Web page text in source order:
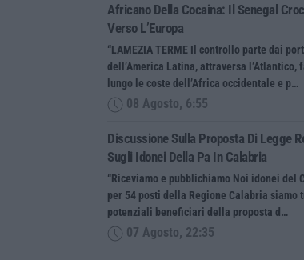
Africano Della Cocaina: Il Senegal
Verso L’Europa
“LAMEZIA TERME Il controllo parte dai
dell’America Latina, attraversa l’Atlantico,
lungo le coste dell’Africa occidentale e p…
08 Agosto, 6:55
Discussione Sulla Proposta Di Legge
Sugli Idonei Della Pa In Calabria
“Riceviamo e pubblichiamo Noi idonei del
per 54 posti della Regione Calabria siamo
potenziali beneficiari della proposta d…
07 Agosto, 22:35